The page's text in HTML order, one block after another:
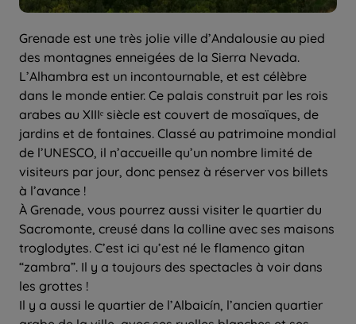
Grenade est une très jolie ville d’Andalousie au pied
des montagnes enneigées de la Sierra Nevada.
L’Alhambra est un incontournable, et est célèbre
dans le monde entier. Ce palais construit par les rois
arabes au XIIIᵉ siècle est couvert de mosaïques, de
jardins et de fontaines. Classé au patrimoine mondial
de l’UNESCO, il n’accueille qu’un nombre limité de
visiteurs par jour, donc pensez à réserver vos billets
à l’avance !
À Grenade, vous pourrez aussi visiter le quartier du
Sacromonte, creusé dans la colline avec ses maisons
troglodytes. C’est ici qu’est né le flamenco gitan
“zambra”. Il y a toujours des spectacles à voir dans
les grottes !
Il y a aussi le quartier de l’Albaicín, l’ancien quartier